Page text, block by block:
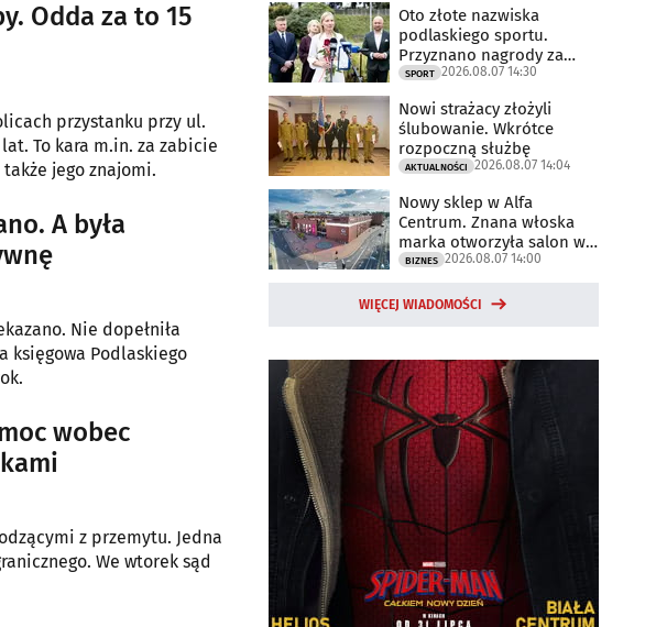
Odda za to 15
przystanku przy ul.
To kara m.in. za zabicie
jego znajomi.
A była
Nie dopełniła
księgowa Podlaskiego
wobec
z przemytu. Jedna
We wtorek sąd
Oto złote nazwiska
podlaskiego sportu.
Przyznano nagrody za
2025 rok
SPORT 2026.08.07 14:30
Nowi strażacy złożyli
ślubowanie. Wkrótce
rozpoczną służbę
AKTUALNOŚCI 2026.08.07 14:04
Nowy sklep w Alfa
Centrum. Znana włoska
marka otworzyła salon w
Białymstoku
BIZNES 2026.08.07 14:00
WIĘCEJ WIADOMOŚCI